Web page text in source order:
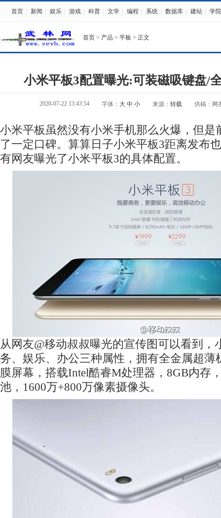
首页 新闻 娱乐 游戏 科普 文学 编程 系统 数据库 建站 学院
首页 > 产品 > 平板 > 正文
小米平板3配置曝光:可装磁吸键盘/
2020-07-22 13:43:54 字体： 大 中 小 来源： 转载 供稿：网
小米平板虽然没有小米手机那么火爆，但是
了一定口碑。算算日子小米平板3距离发布
有网友曝光了小米平板3的具体配置。
从网友@移动叔叔曝光的宣传图可以看到，
务、娱乐、办公三种属性，拥有全金属超薄
膜屏幕，搭载Intel酷睿M处理器，8GB内存
池，1600万+800万像素摄像头。